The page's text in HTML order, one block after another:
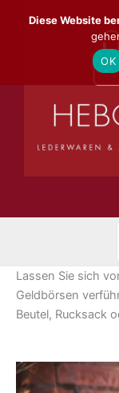
Inhalt
Lassen Sie sich
Geldbörsen
Beutel, Rucksack
Diese Website
OK